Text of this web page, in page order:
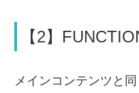
【2】
メインコンテンツと同